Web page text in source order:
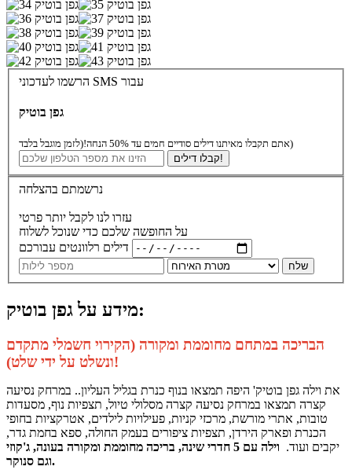
הרשמו לעדכוני SMS עבור
גפן בוטיק
אתם תקבלו מאיתנו דילים סודיים חמים עד 50% הנחה!(לזמן מוגבל בלבד)
קבלו דילים!
נרשמתם בהצלחה
עזרו לנו לקבל יותר פרטי
על החופשה שלכם כדי שנוכל לשלוח
שלח
מידע על גפן בוטיק:
הבריכה במתחם מחוממת ומקורה (הקירוי חשמלי מתקדם
ונשלט על ידי שלט)!
את וילה גפן בוטיק' היפה תמצאו בנוף כנרת בגליל העליון.. במרחק נסיעה
קצרה תמצאו במרחק נסיעה קצרה מסלולי טיול, תצפיות נוף, מסעדות
טובות, אתרי מורשת, מרכזי קניות, פעילויות לילדים, אטרקציות בחופי
הכנרת ופארק הירדן, תצפיות ציפורים בעמק החולה, ספא בחמת גדר,
יקבים ועוד.
וילה עם 5 חדרי שינה, בריכה מחוממת ומקורה בעונה, ג'קוזי
וגם סנוקר.